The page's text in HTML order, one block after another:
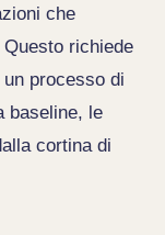
che
richiede
processo di
baseline, le
cortina di